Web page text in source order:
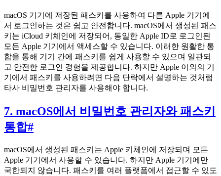
macOS 기기에 저장된 패스키를 사용하여 다른 Apple 기기에
서 로그인하는 것은 쉽고 안전합니다. macOS에서 생성된 패스
키는 iCloud 키체인에 저장되어, 동일한 Apple ID로 로그인된
모든 Apple 기기에서 액세스할 수 있습니다. 이러한 원활한 통
합을 통해 기기 간에 패스키를 쉽게 사용할 수 있으며 일관되
고 안전한 로그인 경험을 제공합니다. 하지만 Apple 이외의 기
기에서 패스키를 사용하려면 다음 단락에서 설명하는 것처럼
타사 비밀번호 관리자를 사용해야 합니다.
7. macOS에서 비밀번호 관리자와 패스키
통합#
macOS에서 생성된 패스키는 Apple 키체인에 저장되며 모든
Apple 기기에서 사용할 수 있습니다. 하지만 Apple 기기에만
국한되지 않습니다. 패스키를 여러 플랫폼에서 접근할 수 있도